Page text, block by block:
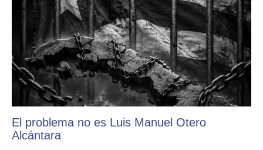
El problema no es Luis Manuel Otero
Alcántara